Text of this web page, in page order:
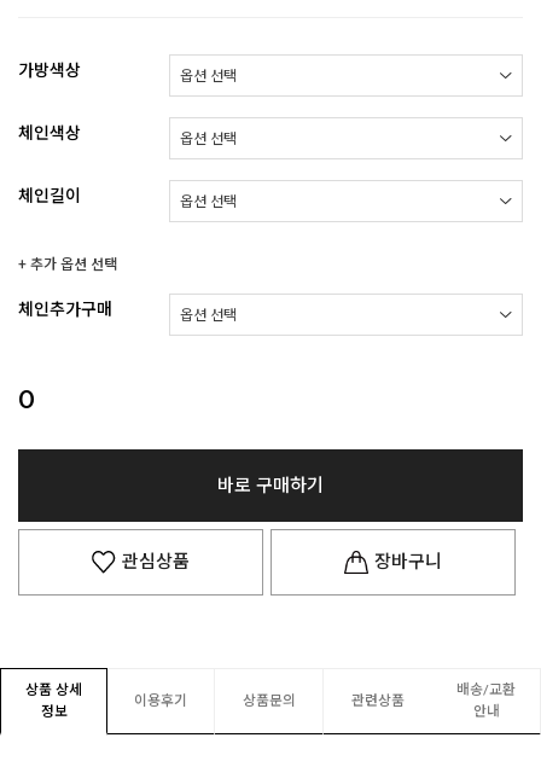
가방색상
체인색상
체인길이
+ 추가 옵션 선택
체인추가구매
0
바로 구매하기
관심상품 장바구니
상품 상세
정보
이용후기 상품문의 관련상품
배송/교환
안내